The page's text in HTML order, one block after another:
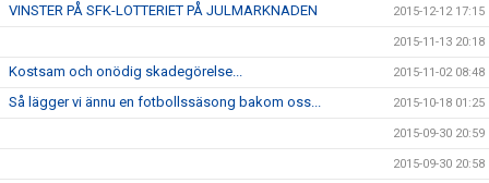
VINSTER PÅ SFK-LOTTERIET PÅ JULMARKNADEN 2015-12-12 17:15
2015-11-13 20:18
Kostsam och onödig skadegörelse... 2015-11-02 08:48
Så lägger vi ännu en fotbollssäsong bakom oss... 2015-10-18 01:25
2015-09-30 20:59
2015-09-30 20:58